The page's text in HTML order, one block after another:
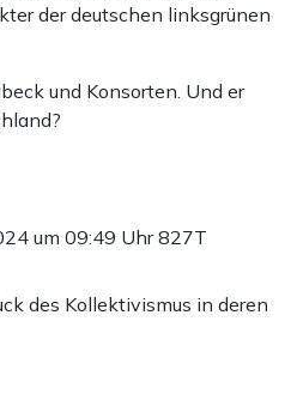
der deutschen linksgrünen
und Konsorten. Und er
um 09:49 Uhr827T
des Kollektivismus in deren